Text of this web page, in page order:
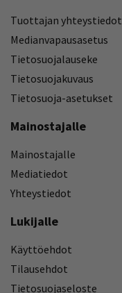
Tuottajan yhteystiedot
Medianvapausasetus
Tietosuojalauseke
Tietosuojakuvaus
Tietosuoja-asetukset
Mainostajalle
Mainostajalle
Mediatiedot
Yhteystiedot
Lukijalle
Käyttöehdot
Tilausehdot
Tietosuojaseloste